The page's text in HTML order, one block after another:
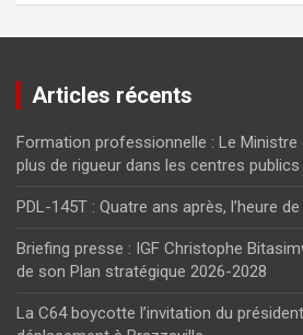
Articles récents
Formation professionnelle : Le Ministre
plus de rigueur dans les centres publics
PDL-145T : Quatre ans après, l’heure
Briefing presse : IGF Christophe
de son Plan stratégique 2026-2028
La C64 boycotte l’invitation du